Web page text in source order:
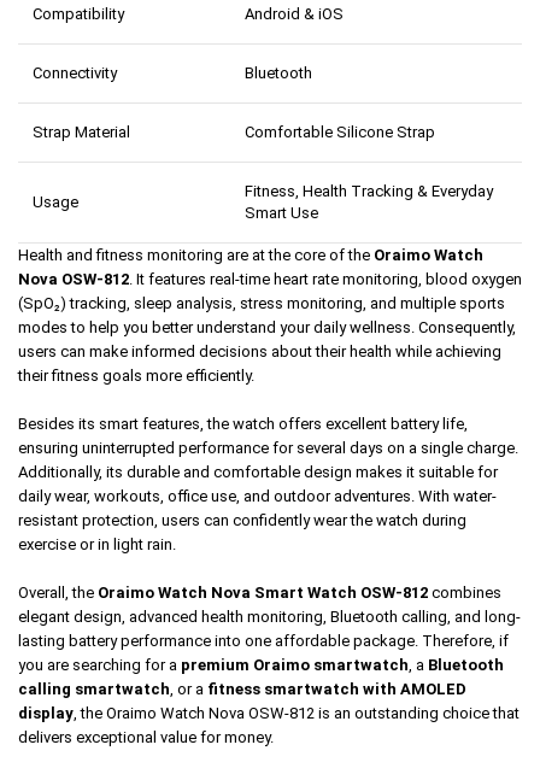
Compatibility Android & iOS
Connectivity Bluetooth
Strap Material Comfortable Silicone Strap
Usage
Fitness, Health Tracking & Everyday
Smart Use
Health and fitness monitoring are at the core of the Oraimo Watch
Nova OSW-812. It features real-time heart rate monitoring, blood oxygen
(SpO₂) tracking, sleep analysis, stress monitoring, and multiple sports
modes to help you better understand your daily wellness. Consequently,
users can make informed decisions about their health while achieving
their fitness goals more efficiently.
Besides its smart features, the watch offers excellent battery life,
ensuring uninterrupted performance for several days on a single charge.
Additionally, its durable and comfortable design makes it suitable for
daily wear, workouts, office use, and outdoor adventures. With water-
resistant protection, users can confidently wear the watch during
exercise or in light rain.
Overall, the Oraimo Watch Nova Smart Watch OSW-812 combines
elegant design, advanced health monitoring, Bluetooth calling, and long-
lasting battery performance into one affordable package. Therefore, if
you are searching for a premium Oraimo smartwatch, a Bluetooth
calling smartwatch, or a fitness smartwatch with AMOLED
display, the Oraimo Watch Nova OSW-812 is an outstanding choice that
delivers exceptional value for money.